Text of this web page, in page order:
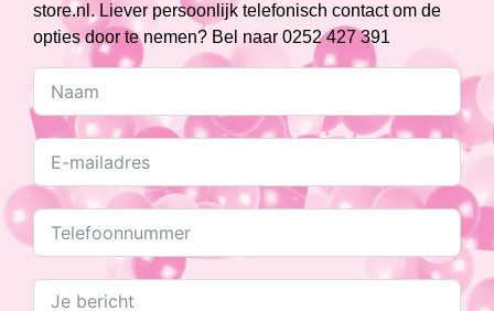
store.nl. Liever persoonlijk telefonisch contact om de
opties door te nemen? Bel naar 0252 427 391